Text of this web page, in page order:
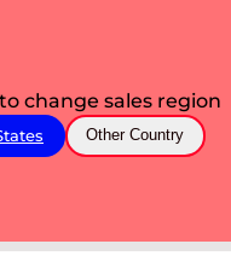
change sales region
Other Country